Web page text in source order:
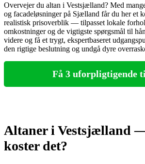
Overvejer du altan i Vestsjælland? Med
og facadeløsninger på Sjælland får du her et
realistisk prisoverblik — tilpasset lokale
omkostninger og de vigtigste spørgsmål til
videre og få et trygt, ekspertbaseret
den rigtige beslutning og undgå dyre
Få 3 uforpligtigende
Altaner i Vestsjælland
koster det?